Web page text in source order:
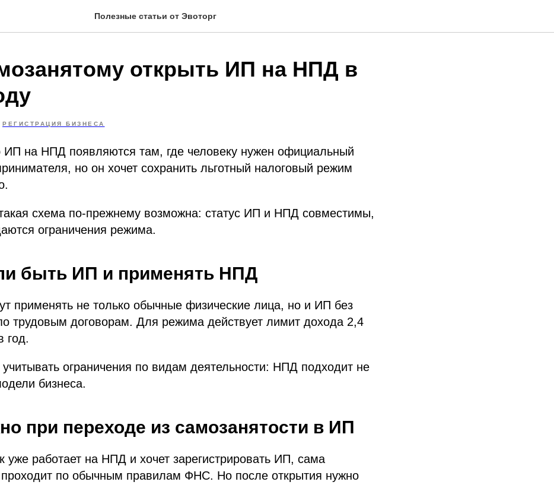
Полезные статьи от Эвоторг
открыть ИП на НПД в
РЕГИСТРАЦИЯ БИЗНЕСА
ИП на НПД появляются там, где человеку нужен официальный
но он хочет сохранить льготный налоговый режим
схема по‑прежнему возможна: статус ИП и НПД совместимы,
ограничения режима.
быть ИП и применять НПД
применять не только обычные физические лица, но и ИП без
трудовым договорам. Для режима действует лимит дохода 2,4
год.
ограничения по видам деятельности: НПД подходит не
бизнеса.
при переходе из самозанятости в ИП
уже работает на НПД и хочет зарегистрировать ИП, сама
проходит по обычным правилам ФНС. Но после открытия нужно